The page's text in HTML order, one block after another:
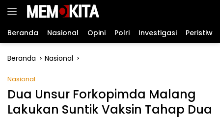
Langsung
Beranda Nasional Opini Polri Investigasi Peristiwa
Beranda Nasional
Nasional
Dua Unsur Forkopimda Malang
Lakukan Suntik Vaksin Tahap Dua